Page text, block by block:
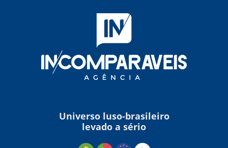
Universo luso-brasileiro
levado a sério